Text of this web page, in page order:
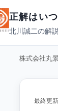
正解はい
北川誠二の解
株式会社丸
最終更